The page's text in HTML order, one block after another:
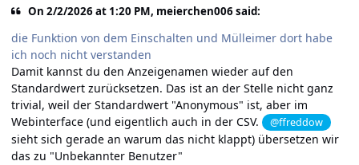
On 2/2/2026 at 1:20 PM, meierchen006 said:
die Funktion von dem Einschalten und Mülleimer dort habe
ich noch nicht verstanden
Damit kannst du den Anzeigenamen wieder auf den
Standardwert zurücksetzen. Das ist an der Stelle nicht ganz
trivial, weil der Standardwert "Anonymous" ist, aber im
Webinterface (und eigentlich auch in der CSV.
@ffreddow
sieht sich gerade an warum das nicht klappt) übersetzen wir
das zu "Unbekannter Benutzer"